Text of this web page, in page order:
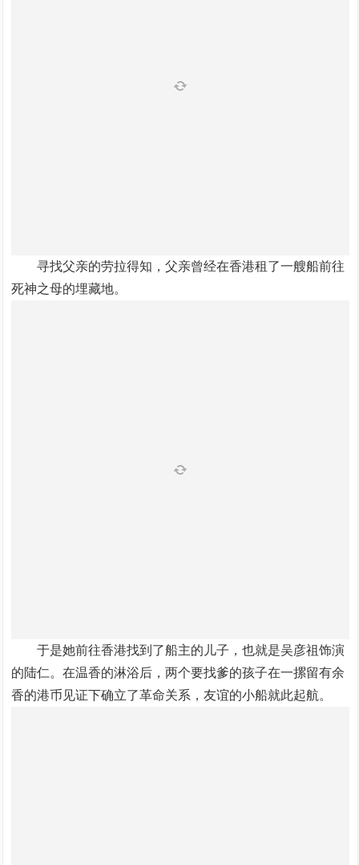
寻找父亲的劳拉得知，父亲曾经在香港租了一艘船前往
死神之母的埋藏地。
于是她前往香港找到了船主的儿子，也就是吴彦祖饰演
的陆仁。在温香的淋浴后，两个要找爹的孩子在一摞留有余
香的港币见证下确立了革命关系，友谊的小船就此起航。